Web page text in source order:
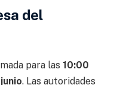
del
para las 10:00
. Las autoridades